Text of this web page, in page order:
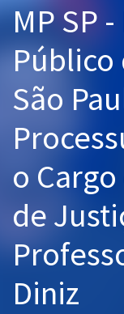
Cursos 20% OFF
Pós
Graduação
OAB
Questões grátis
Conteúdo gratuito
Aprovados
MP SP
Público
São
o
de
Diniz